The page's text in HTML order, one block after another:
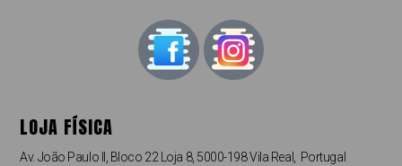
LOJA FÍSICA
Av. João Paulo II, Bloco 22 Loja 8, 5000-198 Vila Real, Portugal